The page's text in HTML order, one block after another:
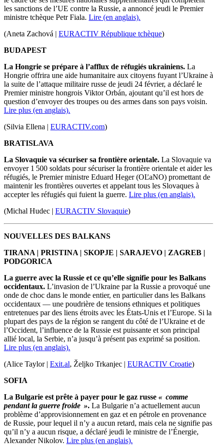
les sanctions de l’UE contre la Russie, a annoncé jeudi le Premier
ministre tchèque Petr Fiala. Lire (en anglais).
(Aneta Zachová | EURACTIV République tchèque)
BUDAPEST
La Hongrie se prépare à l’afflux de réfugiés ukrainiens. La
Hongrie offrira une aide humanitaire aux citoyens fuyant l’Ukraine à
la suite de l’attaque militaire russe de jeudi 24 février, a déclaré le
Premier ministre hongrois Viktor Orbán, ajoutant qu’il est hors de
question d’envoyer des troupes ou des armes dans son pays voisin.
Lire plus (en anglais).
(Silvia Ellena | EURACTIV.com)
BRATISLAVA
La Slovaquie va sécuriser sa frontière orientale. La Slovaquie va
envoyer 1 500 soldats pour sécuriser la frontière orientale et aider les
réfugiés, le Premier ministre Eduard Heger (OĽaNO) promettant de
maintenir les frontières ouvertes et appelant tous les Slovaques à
accepter les réfugiés qui fuient la guerre. Lire plus (en anglais).
(Michal Hudec | EURACTIV Slovaquie)
NOUVELLES DES BALKANS
TIRANA | PRISTINA | SKOPJE | SARAJEVO | ZAGREB |
PODGORICA
La guerre avec la Russie et ce qu’elle signifie pour les Balkans
occidentaux. L’invasion de l’Ukraine par la Russie a provoqué une
onde de choc dans le monde entier, en particulier dans les Balkans
occidentaux — une poudrière de tensions ethniques et politiques
entretenues par des liens étroits avec les États-Unis et l’Europe. Si la
plupart des pays de la région se rangent du côté de l’Ukraine et de
l’Occident, l’influence de la Russie est puissante et son principal
allié local, la Serbie, n’a jusqu’à présent pas exprimé sa position.
Lire plus (en anglais).
(Alice Taylor | Exit.al, Željko Trkanjec | EURACTIV Croatie)
SOFIA
La Bulgarie est prête à payer pour le gaz russe « comme
pendant la guerre froide ». La Bulgarie n’a actuellement aucun
problème d’approvisionnement en gaz et en pétrole en provenance
de Russie, pour lequel il n’y a aucun retard, mais cela ne signifie pas
qu’il n’y a aucun risque, a déclaré jeudi le ministre de l’Énergie,
Alexander Nikolov. Lire plus (en anglais).